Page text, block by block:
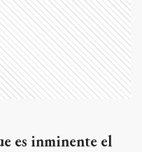
es inminente el